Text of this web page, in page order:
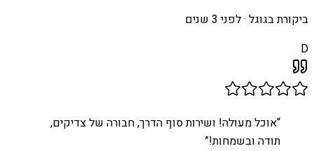
ביקורת בגוגל ·לפני 3 שנים
D
“אוכל מעולה! ושירות סוף הדרך, חבורה של צדיקים,
תודה ובשמחות!”